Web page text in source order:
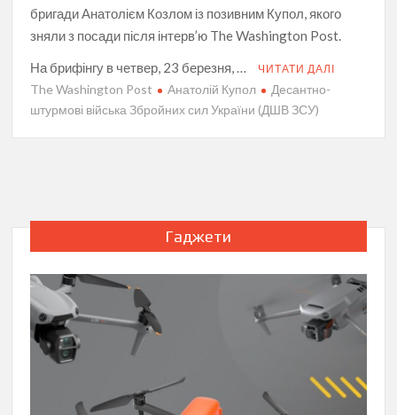
бригади Анатолієм Козлом із позивним Купол, якого
зняли з посади після інтерв’ю The Washington Post.
На брифінгу в четвер, 23 березня, …
ЧИТАТИ ДАЛІ
The Washington Post Анатолій Купол
Десантно-
штурмові війська Збройних сил України (ДШВ ЗСУ)
Гаджети